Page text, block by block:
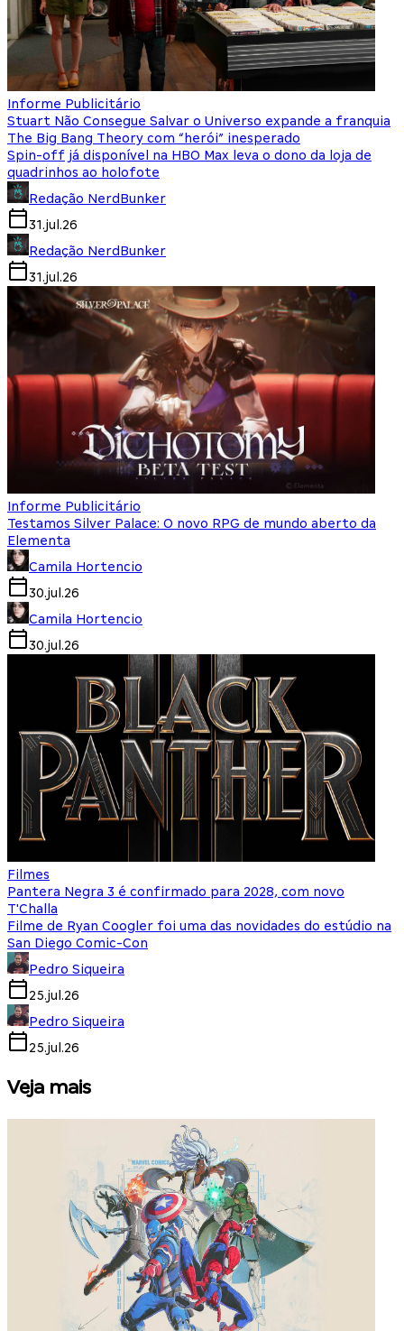
Informe Publicitário
Stuart Não Consegue Salvar o Universo expande a franquia
The Big Bang Theory com “herói” inesperado
Spin-off já disponível na HBO Max leva o dono da loja de
quadrinhos ao holofote
Redação NerdBunker
31.jul.26
Redação NerdBunker
31.jul.26
Informe Publicitário
Testamos Silver Palace: O novo RPG de mundo aberto da
Elementa
Camila Hortencio
30.jul.26
Camila Hortencio
30.jul.26
Filmes
Pantera Negra 3 é confirmado para 2028, com novo
T'Challa
Filme de Ryan Coogler foi uma das novidades do estúdio na
San Diego Comic-Con
Pedro Siqueira
25.jul.26
Pedro Siqueira
25.jul.26
Veja mais